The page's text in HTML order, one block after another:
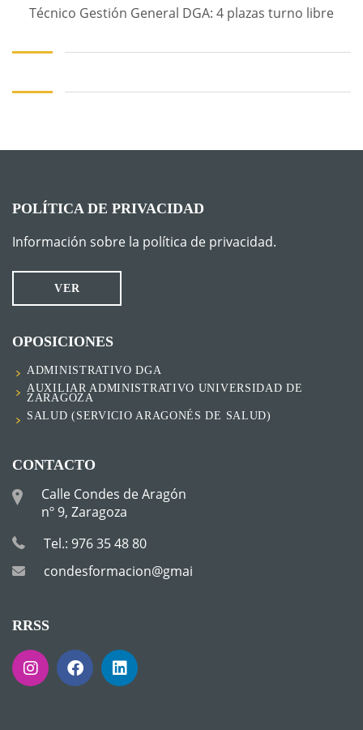
Técnico Gestión General DGA: 4 plazas turno libre
POLÍTICA DE PRIVACIDAD
Información sobre la política de privacidad.
VER
OPOSICIONES
ADMINISTRATIVO DGA
AUXILIAR ADMINISTRATIVO UNIVERSIDAD DE
ZARAGOZA
SALUD (SERVICIO ARAGONÉS DE SALUD)
CONTACTO
Calle Condes de Aragón
nº 9, Zaragoza
Tel.: 976 35 48 80
condesformacion@gmail.com
RRSS